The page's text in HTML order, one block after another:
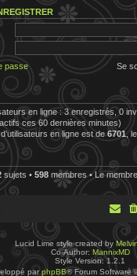
passe
Se
en ligne : 3 enregistrés, 0
ces 60 dernières minutes)
en ligne est de6701,
sujets • 598 membres • Le
Lucid Lime style created by
Co-Author: MannixMD
Style Version: 1.2.1
parphpBB® Forum Software